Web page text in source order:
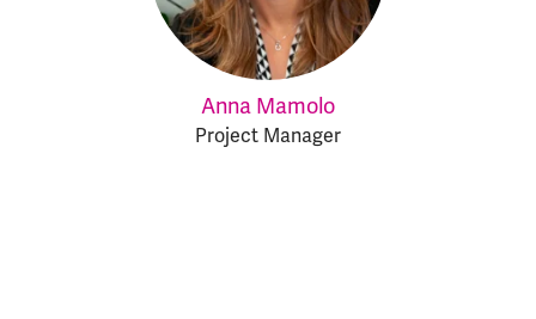
Anna Mamolo
Project Manager